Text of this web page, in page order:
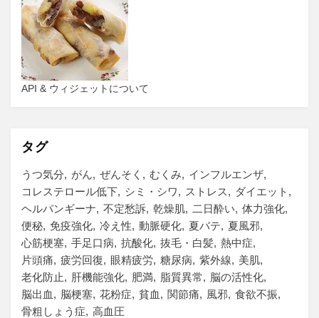
API & ウィジェットについて
タグ
うつ気分 がん ぜんそく むくみ
インフルエンザ
コレステロール低下
シミ・シワ ストレス
ダイエット
ヘルパンギーナ
不定愁訴 乾燥肌 二日酔い
体力強化
便秘 免疫強化 冷え性 動脈硬化 夏バテ
夏風邪
心筋梗塞 手足口病 抗酸化 抜毛・白髪 熱中症
片頭痛
疲労回復 眼精疲労 糖尿病 紫外線
美肌
老化防止
肝機能強化 肥満 脂質異常
脳の活性化
脳出血
脳梗塞 花粉症 貧血 関節痛 風邪 食欲不振
骨粗しょう症
高血圧